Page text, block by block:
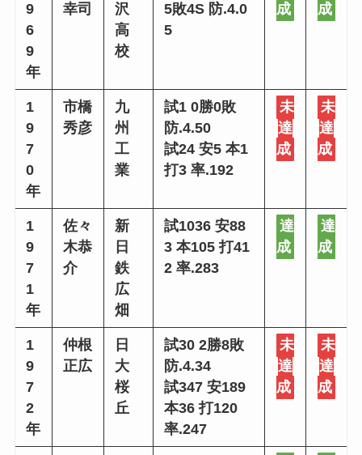
9
6
9
年
幸司
沢
高
校
5敗4S 防.4.0
5
成
成
1
9
7
0
年
市橋
秀彦
九
州
工
業
試1 0勝0敗
防.4.50
試24 安5 本1
打3 率.192
未
達
成
未
達
成
1
9
7
1
年
佐々
木恭
介
新
日
鉄
広
畑
試1036 安88
3 本105 打41
2 率.283
達
成
達
成
1
9
7
2
年
仲根
正広
日
大
桜
丘
試30 2勝8敗
防.4.34
試347 安189
本36 打120
率.247
未
達
成
未
達
成